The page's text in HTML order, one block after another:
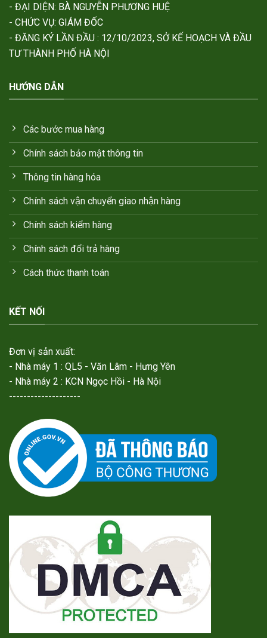
- ĐẠI DIỆN: BÀ NGUYỄN PHƯƠNG HUỆ
- CHỨC VỤ: GIÁM ĐỐC
- ĐĂNG KÝ LẦN ĐẦU : 12/10/2023, SỞ KẾ HOẠCH VÀ ĐẦU
TƯ THÀNH PHỐ HÀ NỘI
HƯỚNG DẪN
Các bước mua hàng
Chính sách bảo mật thông tin
Thông tin hàng hóa
Chính sách vận chuyển giao nhận hàng
Chính sách kiểm hàng
Chính sách đổi trả hàng
Cách thức thanh toán
KẾT NỐI
Đơn vị sản xuất:
- Nhà máy 1 : QL5 - Văn Lâm - Hưng Yên
- Nhà máy 2 : KCN Ngọc Hồi - Hà Nội
--------------------